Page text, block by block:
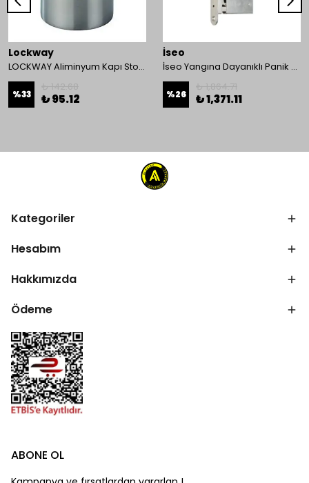
Lockway
LOCKWAY Aliminyum Kapı Stoperi
%33 ₺ 95.12
İseo
İseo Yangına Dayanıklı Panik Fonksiyonlu Pasif Kanat İçin Gömme Kilit
%26 ₺ 1,371.11
Kategoriler
Hesabım
Hakkımızda
Ödeme
ABONE OL